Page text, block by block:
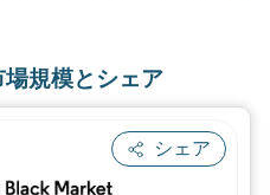
規模とシェア
シェア